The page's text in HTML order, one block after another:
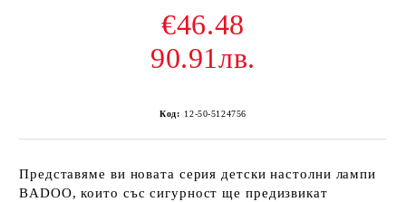
€46.48
90.91лв.
Код: 12-50-5124756
Представяме ви новата серия детски настолни лампи
BADOO, които със сигурност ще предизвикат